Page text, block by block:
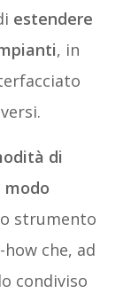
estendere
, in
di
strumento
che, ad
condiviso